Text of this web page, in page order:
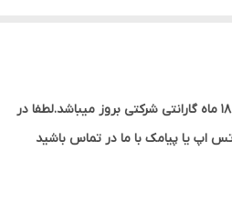
قیمت و موجودی کالا به همراه 18 ماه گارانتی شرکتی بروز میباشد.لطفا در
اپ یا پیامک با ما در تماس باشید